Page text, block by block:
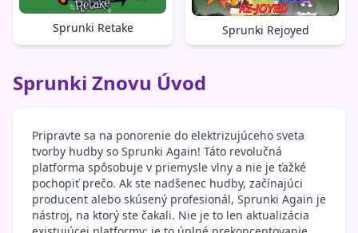
Sprunki Retake Sprunki Rejoyed
Sprunki Znovu Úvod
Pripravte sa na ponorenie do elektrizujúceho sveta
tvorby hudby so Sprunki Again! Táto revolučná
platforma spôsobuje v priemysle vlny a nie je ťažké
pochopiť prečo. Ak ste nadšenec hudby, začínajúci
producent alebo skúsený profesionál, Sprunki Again je
nástroj, na ktorý ste čakali. Nie je to len aktualizácia